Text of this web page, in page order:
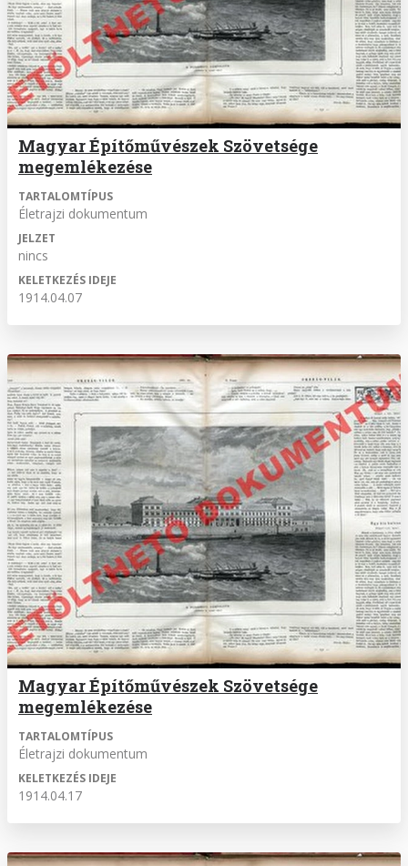
Magyar Építőművészek Szövetsége
megemlékezése
TARTALOMTÍPUS
Életrajzi dokumentum
JELZET
nincs
KELETKEZÉS IDEJE
1914.04.07
Magyar Építőművészek Szövetsége
megemlékezése
TARTALOMTÍPUS
Életrajzi dokumentum
KELETKEZÉS IDEJE
1914.04.17